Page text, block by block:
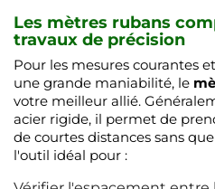
Les mètres rubans
travaux de précision
Pour les mesures courantes
une grande maniabilité, le
votre meilleur allié.
acier rigide, il permet de
de courtes distances sans
l'outil idéal pour :